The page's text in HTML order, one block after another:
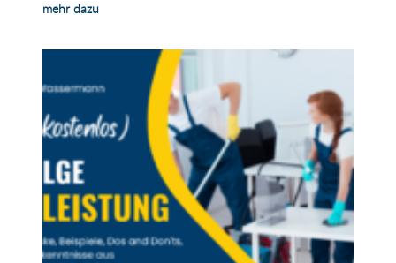
mehr dazu